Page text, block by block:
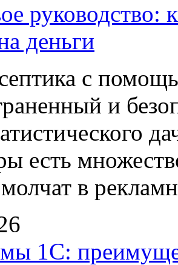
руководство:
деньги
с
и
есть
в
1С: